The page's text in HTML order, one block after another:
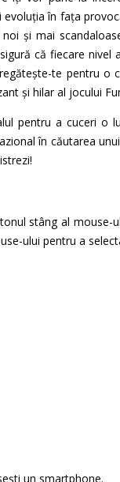
în fața
și mai
că fiecare nivel
te pentru o
și hilar al jocului
pentru a cuceri o
în căutarea
stâng al
ului pentru a
un smartphone.